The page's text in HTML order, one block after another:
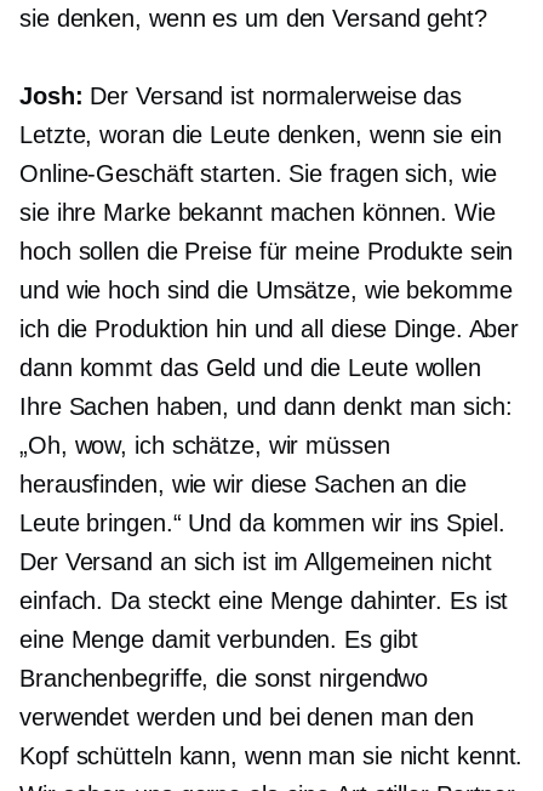
sie denken, wenn es um den Versand geht?
Josh: Der Versand ist normalerweise das
Letzte, woran die Leute denken, wenn sie ein
Online-Geschäft starten. Sie fragen sich, wie
sie ihre Marke bekannt machen können. Wie
hoch sollen die Preise für meine Produkte sein
und wie hoch sind die Umsätze, wie bekomme
ich die Produktion hin und all diese Dinge. Aber
dann kommt das Geld und die Leute wollen
Ihre Sachen haben, und dann denkt man sich:
„Oh, wow, ich schätze, wir müssen
herausfinden, wie wir diese Sachen an die
Leute bringen.“ Und da kommen wir ins Spiel.
Der Versand an sich ist im Allgemeinen nicht
einfach. Da steckt eine Menge dahinter. Es ist
eine Menge damit verbunden. Es gibt
Branchenbegriffe, die sonst nirgendwo
verwendet werden und bei denen man den
Kopf schütteln kann, wenn man sie nicht kennt.